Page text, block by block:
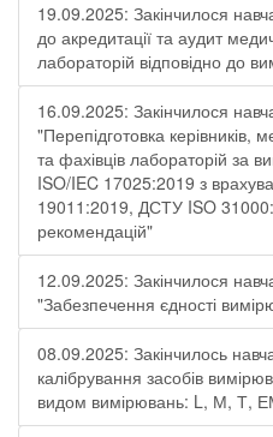
19.09.2025: Закінчилося
до акредитації та аудит
лабораторій відповідно до
16.09.2025: Закінчилося
"Перепідготовка керівників,
та фахівців лабораторій за
ISO/IEC 17025:2019 з
19011:2019, ДСТУ ISO
рекомендацій"
12.09.2025: Закінчилося
"Забезпечення єдності
08.09.2025: Закінчилось
калібрування засобів
видом вимірювань: L, М, Т,